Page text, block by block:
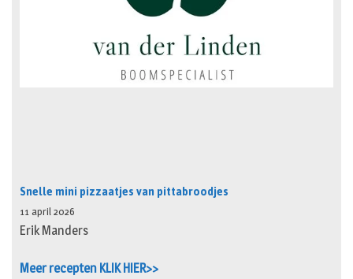
Snelle mini pizzaatjes van pittabroodjes
11 april 2026
Erik Manders
Meer recepten KLIK HIER>>